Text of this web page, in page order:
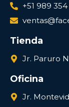
+51 989
Tienda
Jr. Paruro
Oficina
Jr.